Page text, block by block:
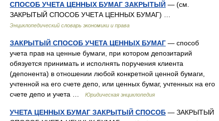
СПОСОБ УЧЕТА ЦЕННЫХ БУМАГ ЗАКРЫТЫЙ — (см.
ЗАКРЫТЫЙ СПОСОБ УЧЕТА ЦЕННЫХ БУМАГ) …
Энциклопедический словарь экономики и права
ЗАКРЫТЫЙ СПОСОБ УЧЕТА ЦЕННЫХ БУМАГ — способ
учета прав на ценные бумаги, при котором депозитарий
обязуется принимать и исполнять поручения клиента
(депонента) в отношении любой конкретной ценной бумаги,
учтенной на его счете депо, или ценных бумаг, учтенных на его
счете депо и учета …
Юридическая энциклопедия
УЧЕТА ЦЕННЫХ БУМАГ ЗАКРЫТЫЙ СПОСОБ — ЗАКРЫТЫЙ